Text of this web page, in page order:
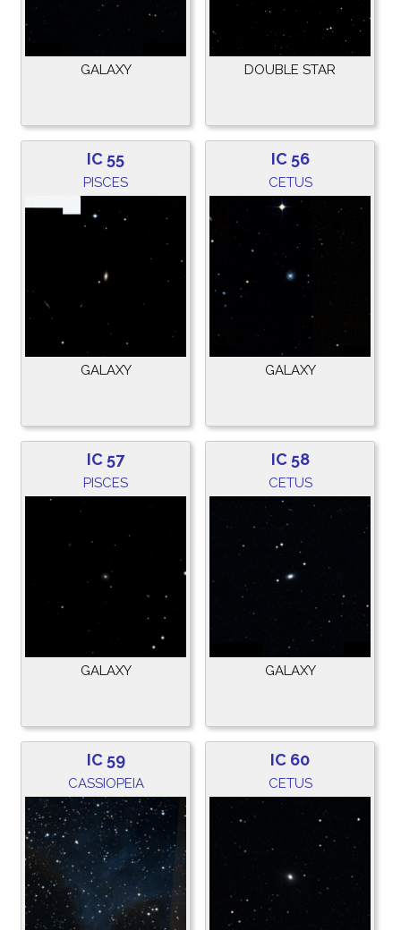
GALAXY DOUBLE STAR
IC 55
PISCES
GALAXY
IC 56
CETUS
GALAXY
IC 57
PISCES
GALAXY
IC 58
CETUS
GALAXY
IC 59
CASSIOPEIA
IC 60
CETUS